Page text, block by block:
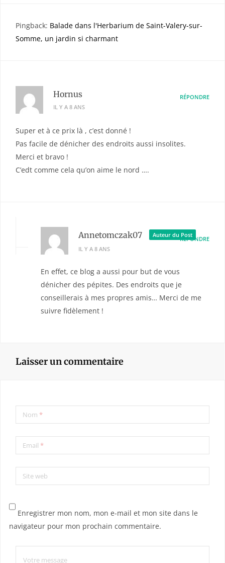
Pingback: Balade dans l'Herbarium de Saint-Valery-sur-
Somme, un jardin si charmant
Hornus
IL Y A 8 ANS
RÉPONDRE
Super et à ce prix là , c’est donné !
Pas facile de dénicher des endroits aussi insolites.
Merci et bravo !
C’edt comme cela qu’on aime le nord ….
Annetomczak07
Auteur du Post
IL Y A 8 ANS
RÉPONDRE
En effet, ce blog a aussi pour but de vous
dénicher des pépites. Des endroits que je
conseillerais à mes propres amis… Merci de me
suivre fidèlement !
Laisser un commentaire
Nom *
Email *
Site web
Enregistrer mon nom, mon e-mail et mon site dans le
navigateur pour mon prochain commentaire.